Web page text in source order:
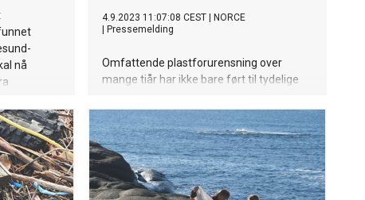
nå
4.9.2023 11:07:08 CEST
NORCE
Pressemelding
Omfattende plastforurensning over
mange tiår har ikke bare ført til tydelige
ferskvann på øyen er blitt mat for
insekter, og plasten har påvirket
artsmangfold, jordsmonn og planters
vekst.